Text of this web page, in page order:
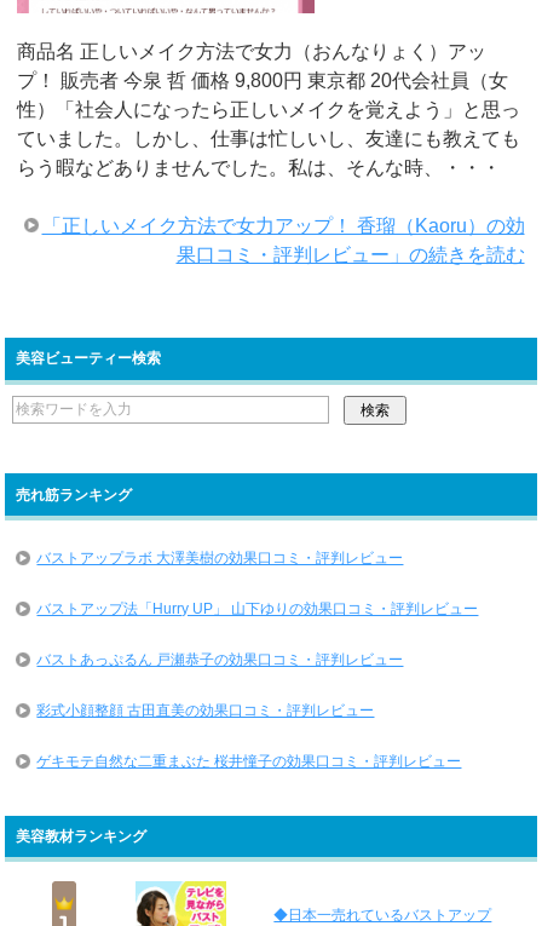
商品名 正しいメイク方法で女力（おんなりょく）アッ
プ！ 販売者 今泉 哲 価格 9,800円 東京都 20代会社員（女
性）「社会人になったら正しいメイクを覚えよう」と思っ
ていました。しかし、仕事は忙しいし、友達にも教えても
らう暇などありませんでした。私は、そんな時、・・・
「正しいメイク方法で女力アップ！ 香瑠（Kaoru）の効
果口コミ・評判レビュー」の続きを読む
美容ビューティー検索
売れ筋ランキング
バストアップラボ 大澤美樹の効果口コミ・評判レビュー
バストアップ法「Hurry UP」 山下ゆりの効果口コミ・評判レビュー
バストあっぷるん 戸瀬恭子の効果口コミ・評判レビュー
彩式小顔整顔 古田直美の効果口コミ・評判レビュー
ゲキモテ自然な二重まぶた 桜井憧子の効果口コミ・評判レビュー
美容教材ランキング
◆日本一売れているバストアップ